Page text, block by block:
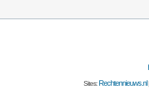
Sites:Rechtennieuws.nl